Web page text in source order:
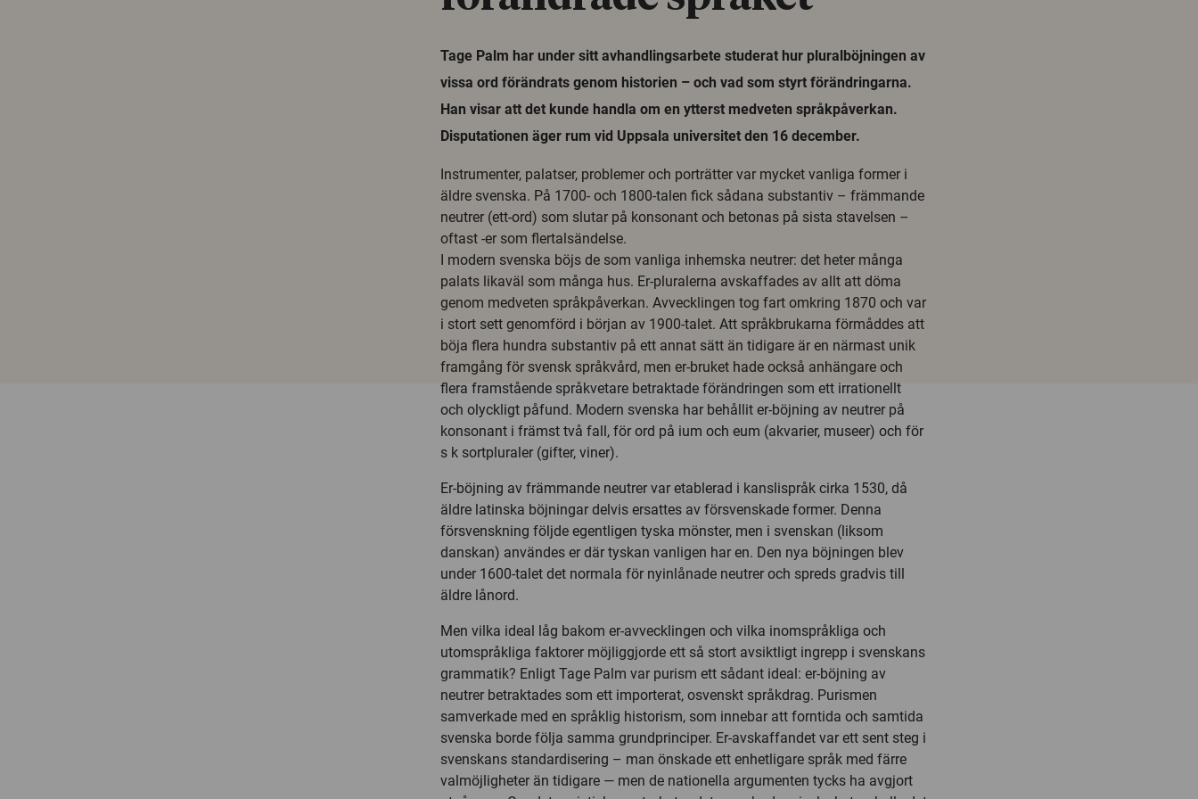
Tage Palm har under sitt avhandlingsarbete studerat hur pluralböjningen av
vissa ord förändrats genom historien – och vad som styrt förändringarna.
Han visar att det kunde handla om en ytterst medveten språkpåverkan.
Disputationen äger rum vid Uppsala universitet den 16 december.
Instrumenter, palatser, problemer och porträtter var mycket vanliga former i
äldre svenska. På 1700- och 1800-talen fick sådana substantiv – främmande
neutrer (ett-ord) som slutar på konsonant och betonas på sista stavelsen –
oftast -er som flertalsändelse.
I modern svenska böjs de som vanliga inhemska neutrer: det heter många
palats likaväl som många hus. Er-pluralerna avskaffades av allt att döma
genom medveten språkpåverkan. Avvecklingen tog fart omkring 1870 och var
i stort sett genomförd i början av 1900-talet. Att språkbrukarna förmåddes att
böja flera hundra substantiv på ett annat sätt än tidigare är en närmast unik
framgång för svensk språkvård, men er-bruket hade också anhängare och
flera framstående språkvetare betraktade förändringen som ett irrationellt
och olyckligt påfund. Modern svenska har behållit er-böjning av neutrer på
konsonant i främst två fall, för ord på ium och eum (akvarier, museer) och för
s k sortpluraler (gifter, viner).
Er-böjning av främmande neutrer var etablerad i kanslispråk cirka 1530, då
äldre latinska böjningar delvis ersattes av försvenskade former. Denna
försvenskning följde egentligen tyska mönster, men i svenskan (liksom
danskan) användes er där tyskan vanligen har en. Den nya böjningen blev
under 1600-talet det normala för nyinlånade neutrer och spreds gradvis till
äldre lånord.
Men vilka ideal låg bakom er-avvecklingen och vilka inomspråkliga och
utomspråkliga faktorer möjliggjorde ett så stort avsiktligt ingrepp i svenskans
grammatik? Enligt Tage Palm var purism ett sådant ideal: er-böjning av
neutrer betraktades som ett importerat, osvenskt språkdrag. Purismen
samverkade med en språklig historism, som innebar att forntida och samtida
svenska borde följa samma grundprinciper. Er-avskaffandet var ett sent steg i
svenskans standardisering – man önskade ett enhetligare språk med färre
valmöjligheter än tidigare — men de nationella argumenten tycks ha avgjort